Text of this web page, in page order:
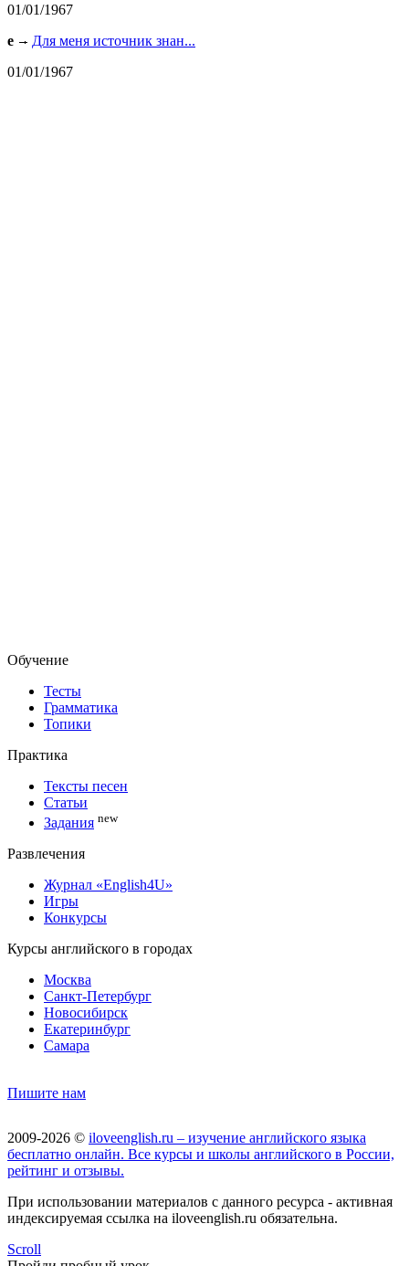
01/01/1967
e
Для меня источник знан...
01/01/1967
Обучение
Тесты
Грамматика
Топики
Практика
Тексты песен
Статьи
Задания new
Развлечения
Журнал «English4U»
Игры
Конкурсы
Курсы английского в городах
Москва
Санкт-Петербург
Новосибирск
Екатеринбург
Самара
Пишите нам
2009-2026 © iloveenglish.ru – изучение английского языка
бесплатно онлайн. Все курсы и школы английского в России,
рейтинг и отзывы.
При использовании материалов с данного ресурса - активная
индексируемая ссылка на iloveenglish.ru обязательна.
Scroll